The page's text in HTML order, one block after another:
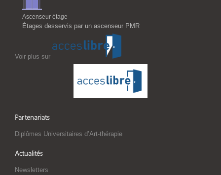
Ascenseur étage
Étages desservis par un ascenseur PMR
Voir plus sur
Partenariats
Diplômes Universitaires d’Art-thérapie
Actualités
Newsletters